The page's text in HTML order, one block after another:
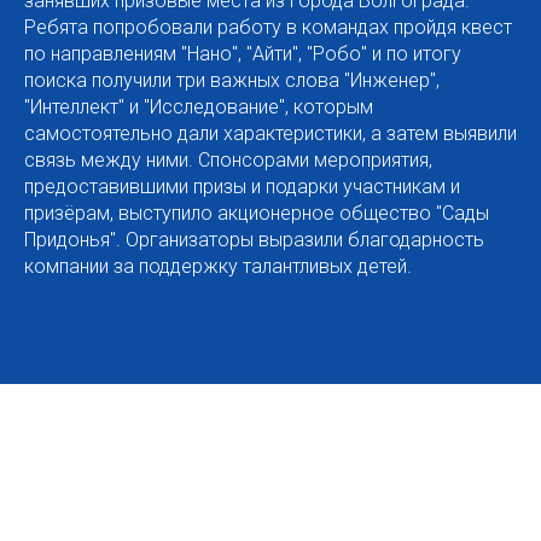
Ребята попробовали работу в командах пройдя квест
по направлениям "Нано", "Айти", "Робо" и по итогу
поиска получили три важных слова "Инженер",
"Интеллект" и "Исследование", которым
самостоятельно дали характеристики, а затем выявили
связь между ними. Спонсорами мероприятия,
предоставившими призы и подарки участникам и
призёрам, выступило акционерное общество "Сады
Придонья". Организаторы выразили благодарность
компании за поддержку талантливых детей.